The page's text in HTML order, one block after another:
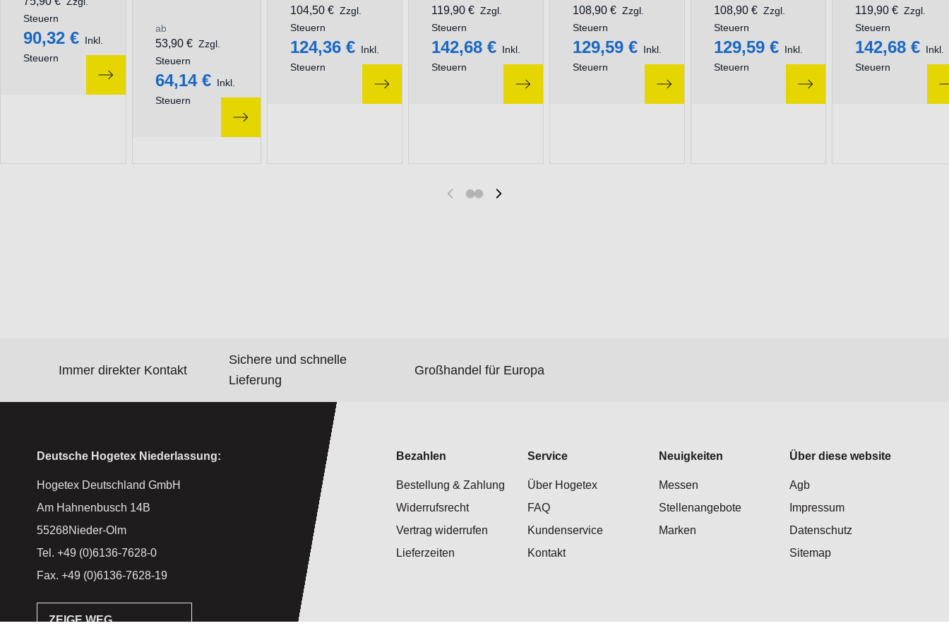
90,32 € Inkl.
Steuern
Steuern
ab
64,14 € Inkl.
Steuern
53,90 € Zzgl.
Steuern
124,36 € Inkl.
Steuern
104,50 € Zzgl.
Steuern
142,68 € Inkl.
Steuern
119,90 € Zzgl.
Steuern
129,59 € Inkl.
Steuern
108,90 € Zzgl.
Steuern
129,59 € Inkl.
Steuern
108,90 € Zzgl.
Steuern
142,68 € Inkl.
Steuern
119,90 € Zzgl.
Steuern
Immer direkter Kontakt
Sichere und schnelle
Lieferung
Großhandel für Europa
Deutsche Hogetex Niederlassung:
Hogetex Deutschland GmbH
Am Hahnenbusch 14B
55268Nieder-Olm
Tel. +49 (0)6136-7628-0
Fax. +49 (0)6136-7628-19
ZEIGE WEG
Bezahlen
Bestellung & Zahlung
Widerrufsrecht
Vertrag widerrufen
Lieferzeiten
Service
Über Hogetex
FAQ
Kundenservice
Kontakt
Neuigkeiten
Messen
Stellenangebote
Marken
Über diese website
Agb
Impressum
Datenschutz
Sitemap